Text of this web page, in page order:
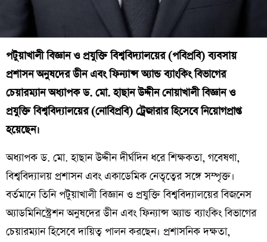
পটুয়াখালী বিজ্ঞান ও প্রযুক্তি বিশ্ববিদ্যালয়ের (পবিপ্রবি) ব্যবসায়
প্রশাসন অনুষদের ডীন এবং ফিন্যান্স অ্যান্ড ব্যাংকিং বিভাগের
চেয়ারম্যান অধ্যাপক ড. মো. হাছান উদ্দীন নোয়াখালী বিজ্ঞান ও
প্রযুক্তি বিশ্ববিদ্যালয়ের (নোবিপ্রবি) ট্রেজারার হিসেবে নিয়োগপ্রাপ্ত
হয়েছেন।
অধ্যাপক ড. মো. হাছান উদ্দীন দীর্ঘদিন ধরে শিক্ষকতা, গবেষণা,
বিশ্ববিদ্যালয় প্রশাসন এবং একাডেমিক নেতৃত্বের সঙ্গে সম্পৃক্ত।
বর্তমানে তিনি পটুয়াখালী বিজ্ঞান ও প্রযুক্তি বিশ্ববিদ্যালয়ের বিজনেস
অ্যাডমিনিস্ট্রেশন অনুষদের ডীন এবং ফিন্যান্স অ্যান্ড ব্যাংকিং বিভাগের
চেয়ারম্যান হিসেবে দায়িত্ব পালন করছেন। প্রশাসনিক দক্ষতা,